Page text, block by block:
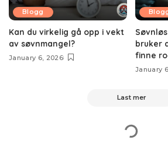
Blogg
Kan du virkelig gå opp i vekt
av søvnmangel?
January 6, 2026
bruker
finne
January
Last mer